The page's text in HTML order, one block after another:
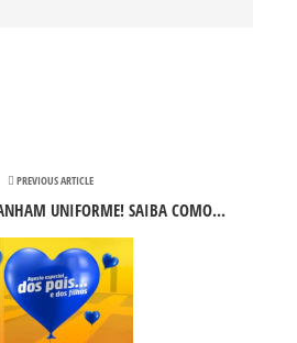
PREVIOUS ARTICLE
UNIFORME! SAIBA COMO...